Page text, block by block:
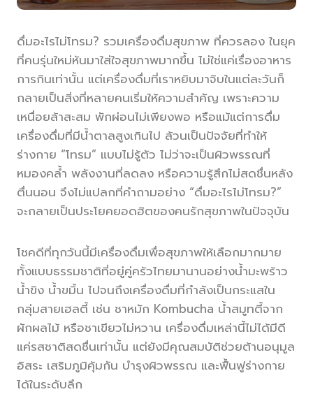
ดื่มอะไรไม่โทรม? รวมเครื่องดื่มสุขภาพ ที่ควรลอง ในยุค
ที่คนรุ่นใหม่หันมาใส่ใจสุขภาพมากขึ้น ไม่ใช่แค่เรื่องอาหาร
การกินเท่านั้น แต่เครื่องดื่มที่เราหยิบมาจิบในแต่ละวันก็
กลายเป็นสิ่งที่หลายคนเริ่มให้ความสำคัญ เพราะความ
เหนื่อยล้าสะสม พักผ่อนไม่เพียงพอ หรือแม้แต่การดื่ม
เครื่องดื่มที่มีน้ำตาลสูงเกินไป ล้วนเป็นปัจจัยที่ทำให้
ร่างกาย “โทรม” แบบไม่รู้ตัว ไม่ว่าจะเป็นผิวพรรณที่
หมองคล้ำ พลังงานที่ลดลง หรือความรู้สึกไม่สดชื่นหลัง
ตื่นนอน จึงไม่แปลกที่คำถามอย่าง “ดื่มอะไรไม่โทรม?”
จะกลายเป็นประโยคยอดฮิตของคนรักสุขภาพในปัจจุบัน
โชคดีที่ทุกวันนี้มีเครื่องดื่มเพื่อสุขภาพให้เลือกมากมาย
ทั้งแบบธรรมชาติที่อยู่คู่ครัวไทยมานานอย่างน้ำมะพร้าว
น้ำขิง น้ำขมิ้น ไปจนถึงเครื่องดื่มที่กำลังเป็นกระแสใน
กลุ่มสายเฮลตี้ เช่น ชาหมัก Kombucha น้ำสมูทตี้จาก
ผักผลไม้ หรือชาเขียวไม่หวาน เครื่องดื่มเหล่านี้ไม่ได้มีดี
แค่รสชาติสดชื่นเท่านั้น แต่ยังมีคุณสมบัติช่วยต้านอนุมูล
อิสระ เสริมภูมิคุ้มกัน บำรุงผิวพรรณ และฟื้นฟูร่างกาย
ได้ในระดับลึก